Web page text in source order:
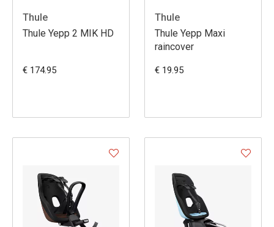
Thule
Thule Yepp 2 MIK HD
€ 174.95
Thule
Thule Yepp Maxi
raincover
€ 19.95